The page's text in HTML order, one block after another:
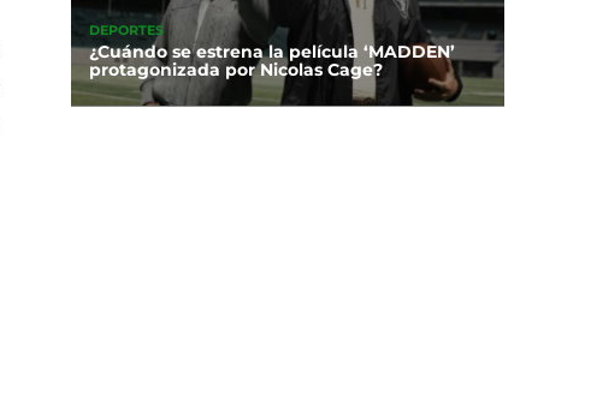
DEPORTES
¿Cuándo se estrena la película ‘MADDEN’
protagonizada por Nicolas Cage?